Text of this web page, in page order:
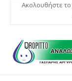
Ακολουθήστε το